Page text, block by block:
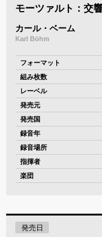
モーツァルト：交
カール・ベーム
Karl Böhm
フォーマット
組み枚数
レーベル
発売元
発売国
録音年
録音場所
指揮者
楽団
発売日